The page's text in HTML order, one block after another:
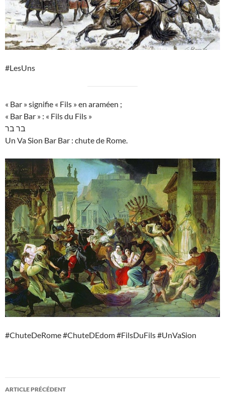
#LesUns
« Bar » signifie « Fils » en araméen ;
« Bar Bar » : « Fils du Fils »
בר בר
Un Va Sion Bar Bar : chute de Rome.
#ChuteDeRome #ChuteDEdom #FilsDuFils #UnVaSion
Navigation
ARTICLE PRÉCÉDENT